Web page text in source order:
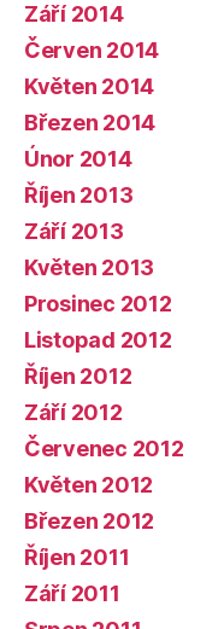
Září 2014
Červen 2014
Květen 2014
Březen 2014
Únor 2014
Říjen 2013
Září 2013
Květen 2013
Prosinec 2012
Listopad 2012
Říjen 2012
Září 2012
Červenec 2012
Květen 2012
Březen 2012
Říjen 2011
Září 2011